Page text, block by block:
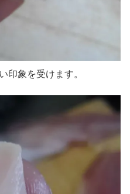
印象を受けます。